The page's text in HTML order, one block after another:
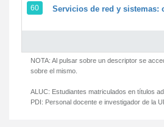
60 Servicios de red y sistemas:
NOTA: Al pulsar sobre un descriptor se
sobre el mismo.
ALUC: Estudiantes matriculados en títulos
PDI: Personal docente e investigador de la